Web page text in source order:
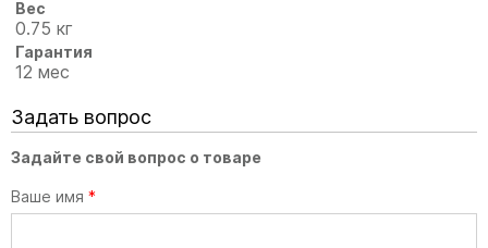
Вес
0.75 кг
Гарантия
12 мес
Задать вопрос
Задайте свой вопрос о товаре
Ваше имя *